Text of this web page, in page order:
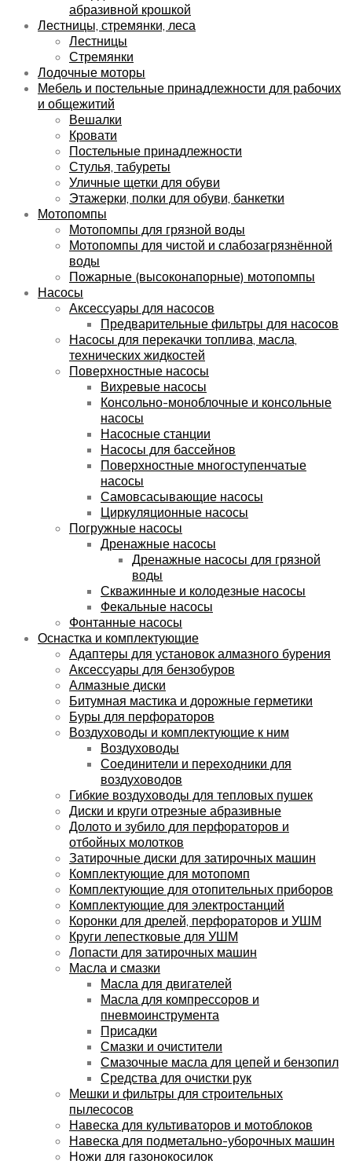
абразивной крошкой
Лестницы, стремянки, леса
Лестницы
Стремянки
Лодочные моторы
Мебель и постельные принадлежности для рабочих
и общежитий
Вешалки
Кровати
Постельные принадлежности
Стулья, табуреты
Уличные щетки для обуви
Этажерки, полки для обуви, банкетки
Мотопомпы
Мотопомпы для грязной воды
Мотопомпы для чистой и слабозагрязнённой
воды
Пожарные (высоконапорные) мотопомпы
Насосы
Аксессуары для насосов
Предварительные фильтры для насосов
Насосы для перекачки топлива, масла,
технических жидкостей
Поверхностные насосы
Вихревые насосы
Консольно-моноблочные и консольные
насосы
Насосные станции
Насосы для бассейнов
Поверхностные многоступенчатые
насосы
Самовсасывающие насосы
Циркуляционные насосы
Погружные насосы
Дренажные насосы
Дренажные насосы для грязной
воды
Скважинные и колодезные насосы
Фекальные насосы
Фонтанные насосы
Оснастка и комплектующие
Адаптеры для установок алмазного бурения
Аксессуары для бензобуров
Алмазные диски
Битумная мастика и дорожные герметики
Буры для перфораторов
Воздуховоды и комплектующие к ним
Воздуховоды
Соединители и переходники для
воздуховодов
Гибкие воздуховоды для тепловых пушек
Диски и круги отрезные абразивные
Долото и зубило для перфораторов и
отбойных молотков
Затирочные диски для затирочных машин
Комплектующие для мотопомп
Комплектующие для отопительных приборов
Комплектующие для электростанций
Коронки для дрелей, перфораторов и УШМ
Круги лепестковые для УШМ
Лопасти для затирочных машин
Масла и смазки
Масла для двигателей
Масла для компрессоров и
пневмоинструмента
Присадки
Смазки и очистители
Смазочные масла для цепей и бензопил
Средства для очистки рук
Мешки и фильтры для строительных
пылесосов
Навеска для культиваторов и мотоблоков
Навеска для подметально-уборочных машин
Ножи для газонокосилок